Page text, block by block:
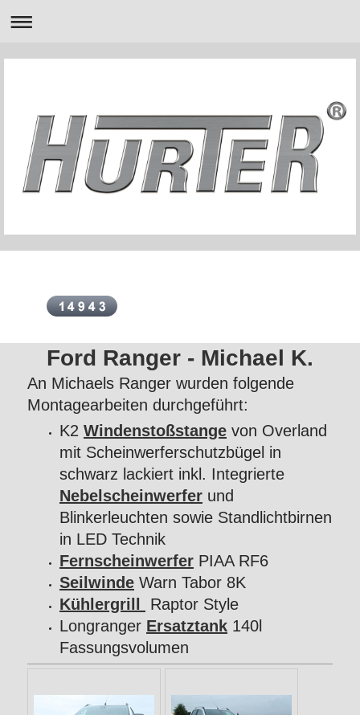
Ford Ranger - Michael K.
An Michaels Ranger wurden folgende
Montagearbeiten durchgeführt:
K2 Windenstoßstange von Overland
mit Scheinwerferschutzbügel in
schwarz lackiert inkl. Integrierte
Nebelscheinwerfer und
Blinkerleuchten sowie Standlichtbirnen
in LED Technik
Fernscheinwerfer PIAA RF6
Seilwinde Warn Tabor 8K
Kühlergrill
Raptor Style
Longranger Ersatztank 140l
Fassungsvolumen